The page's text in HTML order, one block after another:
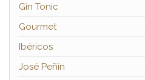
Gin Tonic
Gourmet
Ibéricos
José Peñín